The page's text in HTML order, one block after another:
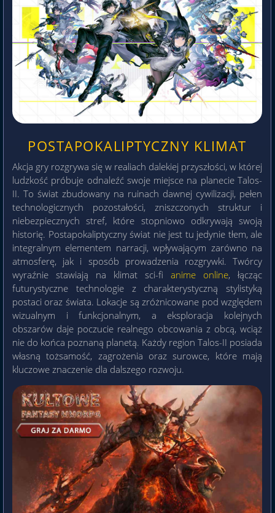
POSTAPOKALIPTYCZNY KLIMAT
Akcja gry rozgrywa się w realiach dalekiej przyszłości, w której
ludzkość próbuje odnaleźć swoje miejsce na planecie Talos-
II. To świat zbudowany na ruinach dawnej cywilizacji, pełen
technologicznych pozostałości, zniszczonych struktur i
niebezpiecznych stref, które stopniowo odkrywają swoją
historię. Postapokaliptyczny świat nie jest tu jedynie tłem, ale
integralnym elementem narracji, wpływającym zarówno na
atmosferę, jak i sposób prowadzenia rozgrywki. Twórcy
wyraźnie stawiają na klimat sci-fianime online, łącząc
futurystyczne technologie z charakterystyczną stylistyką
postaci oraz świata. Lokacje są zróżnicowane pod względem
wizualnym i funkcjonalnym, a eksploracja kolejnych
obszarów daje poczucie realnego obcowania z obcą, wciąż
nie do końca poznaną planetą. Każdy region Talos-II posiada
własną tożsamość, zagrożenia oraz surowce, które mają
kluczowe znaczenie dla dalszego rozwoju.